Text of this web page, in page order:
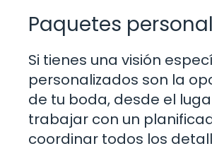
Paquetes
Si tienes una visión
personalizados son la
de tu boda, desde el
trabajar con un
coordinar todos los